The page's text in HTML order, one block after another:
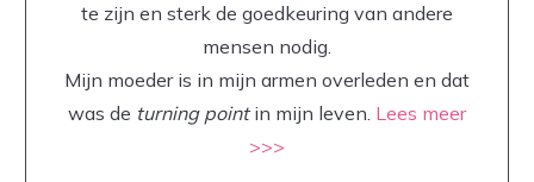
te zijn en sterk de goedkeuring van andere
mensen nodig.
Mijn moeder is in mijn armen overleden en dat
was de turning pointin mijn leven. Lees meer
>>>